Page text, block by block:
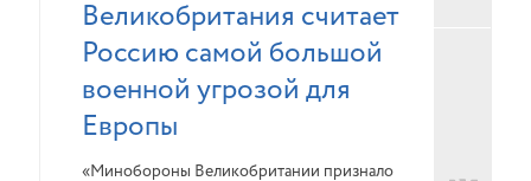
Великобритания считает
Россию самой большой
военной угрозой для
Европы
«Минобороны Великобритании признало